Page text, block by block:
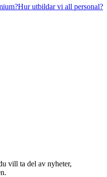
Hur utbildar vi all personal?
vill ta del av nyheter,